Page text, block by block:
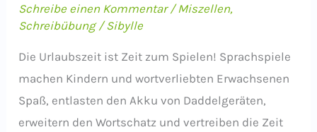
Schreibe einen Kommentar /Miszellen,
Schreibübung/Sibylle
Die Urlaubszeit ist Zeit zum Spielen! Sprachspiele
machen Kindern und wortverliebten Erwachsenen
Spaß, entlasten den Akku von Daddelgeräten,
erweitern den Wortschatz und vertreiben die Zeit